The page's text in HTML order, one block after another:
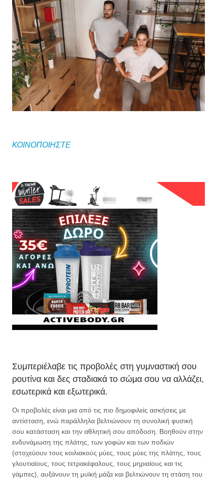
ΚΟΙΝΟΠΟΙΗΣΤΕ
Συμπεριέλαβε τις προβολές στη γυμναστική σου
ρουτίνα και δες σταδιακά το σώμα σου να αλλάζει,
εσωτερικά και εξωτερικά.
Οι προβολές είναι μια από τις πιο δημοφιλείς ασκήσεις με
αντίσταση, ενώ παράλληλα βελτιώνουν τη συνολική φυσική
σου κατάσταση και την αθλητική σου απόδοση. Βοηθούν στην
ενδυνάμωση της πλάτης, των γοφών και των ποδιών
(στοχεύουν τους κοιλιακούς μύες, τους μύες της πλάτης, τους
γλουτιαίους, τους τετρακέφαλους, τους μηριαίους και τις
γάμπες), αυξάνουν τη μυϊκή μάζα και βελτιώνουν τη στάση του